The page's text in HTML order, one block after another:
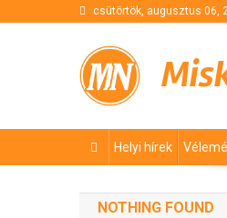
csütörtök, augusztus 06,
Helyi hírek
NOTHING FOUND